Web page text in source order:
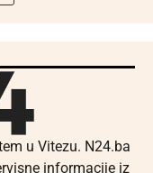
u Vitezu. N24.ba
informacije iz